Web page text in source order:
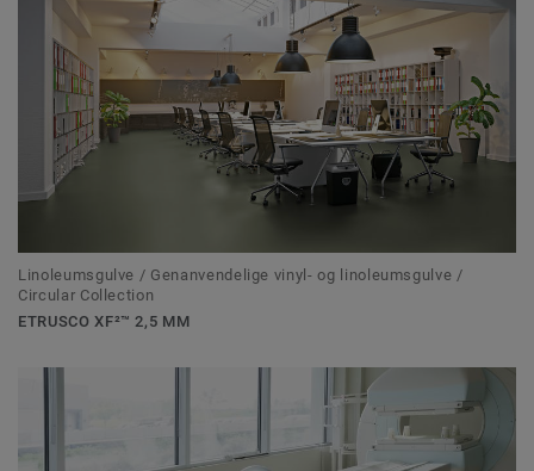
Linoleumsgulve / Genanvendelige vinyl- og linoleumsgulve /
Circular Collection
ETRUSCO XF²™ 2,5 MM